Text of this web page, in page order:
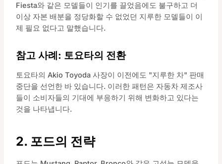
Fiesta와 같은 모델들이 인기를 끌었음에도 불구하고 더
이상 자본 배분을 정당화할 수 없었던 지루한 모델들이 이
제 필요 없다고 말했습니다.
참고 사례: 토요타의 전환
토요타의 Akio Toyoda 사장이 이전에도 "지루한 차" 판매
중단을 선언한 바 있습니다. 이러한 패턴은 자동차 제조사
들이 소비자들의 기대에 부응하기 위해 변화하고 있다는
것을 나타냅니다.
2. 포드의 전략